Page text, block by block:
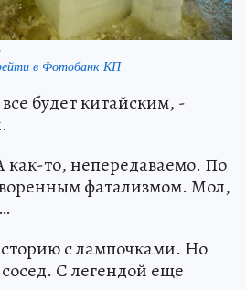
в Фотобанк КП
будет китайским, -
как-то, непередаваемо. По
фатализмом. Мол,
с лампочками. Но
сосед. С легендой еще